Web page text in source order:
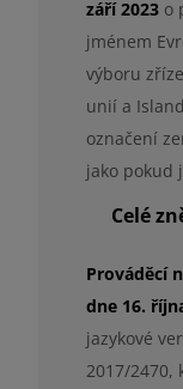
září 2023 o
jménem
výboru
unií a
označení
jako pokud
Celé
Prováděcí
dne 16.
jazykové
2017/2470,